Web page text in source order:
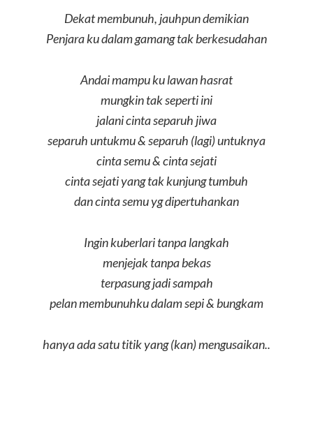
Dekat membunuh, jauhpun demikian
Penjara ku dalam gamang tak berkesudahan
Andai mampu ku lawan hasrat
mungkin tak seperti ini
jalani cinta separuh jiwa
separuh untukmu & separuh (lagi) untuknya
cinta semu & cinta sejati
cinta sejati yang tak kunjung tumbuh
dan cinta semu yg dipertuhankan
Ingin kuberlari tanpa langkah
menjejak tanpa bekas
terpasung jadi sampah
pelan membunuhku dalam sepi & bungkam
hanya ada satu titik yang (kan) mengusaikan..